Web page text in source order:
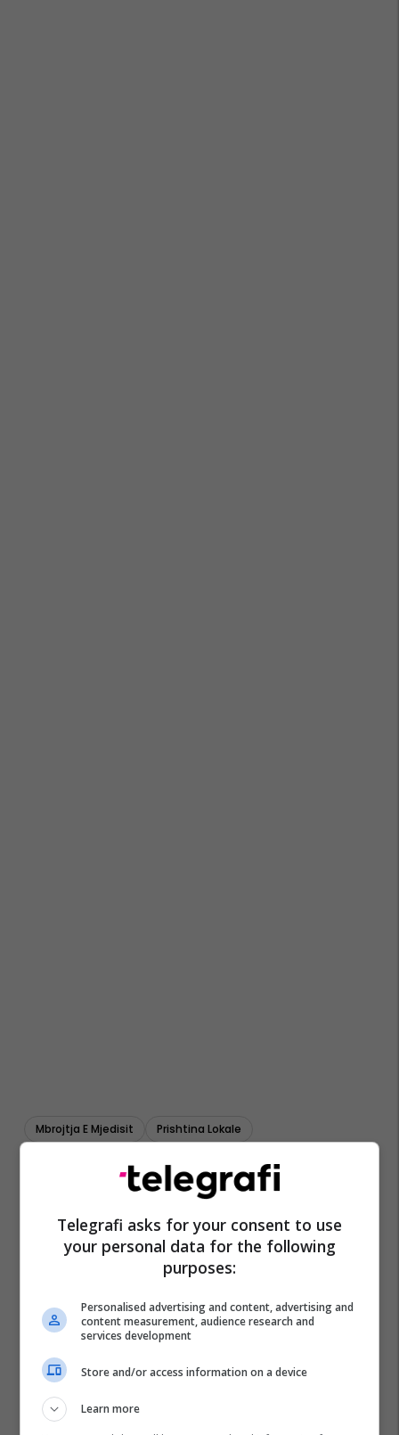
Mbrojtja E Mjedisit
Prishtina Lokale
Komuna E Prishtinës
Prishtina
Telegrafi asks for your consent to use
your personal data for the following
purposes:
Personalised advertising and content, advertising and
content measurement, audience research and
services development
Store and/or access information on a device
Learn more